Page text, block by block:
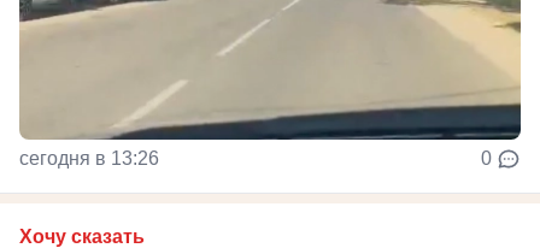
сегодня в 13:26 0
Хочу сказать